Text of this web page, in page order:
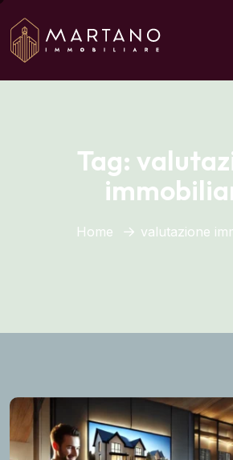
Aggiungi qui il
titolo
Tag:
Home valutazione